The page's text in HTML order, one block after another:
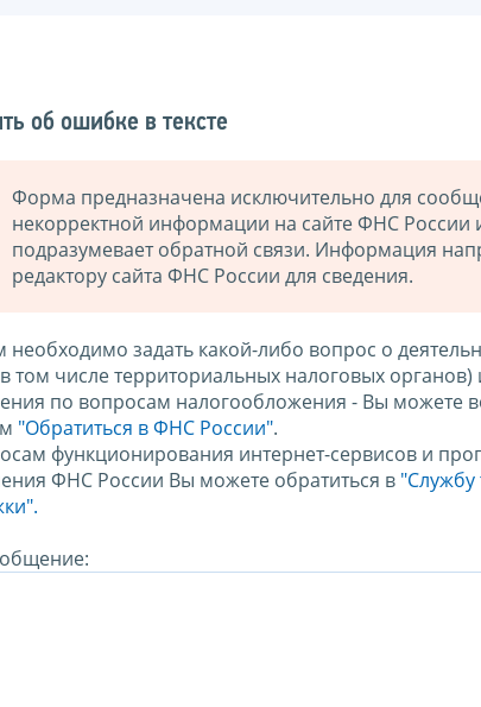
об ошибке в тексте
Форма предназначена исключительно для
некорректной информации на сайте ФНС России
подразумевает обратной связи. Информация
редактору сайта ФНС России для сведения.
необходимо задать какой-либо вопрос о
том числе территориальных налоговых органов)
по вопросам налогообложения - Вы можете
"Обратиться в ФНС России".
функционирования интернет-сервисов и
ФНС России Вы можете обратиться в "Службу